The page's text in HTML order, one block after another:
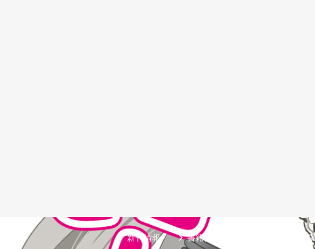
新刊情報 書籍情報一覧 シリーズ紹介